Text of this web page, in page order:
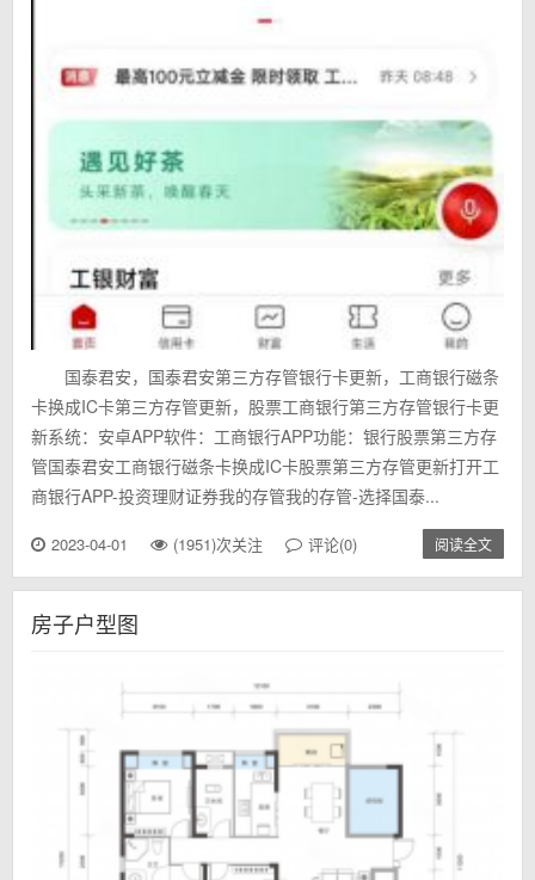
国泰君安，国泰君安第三方存管银行卡更新，工商银行磁条
卡换成IC卡第三方存管更新，股票工商银行第三方存管银行卡更
新系统：安卓APP软件：工商银行APP功能：银行股票第三方存
管国泰君安工商银行磁条卡换成IC卡股票第三方存管更新打开工
商银行APP-投资理财证券我的存管我的存管-选择国泰...
2023-04-01 (1951)次关注 评论(0) 阅读全文
房子户型图